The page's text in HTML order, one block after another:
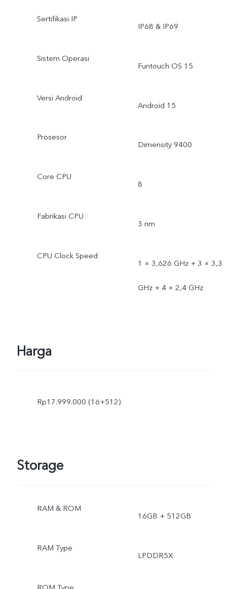
Sertifikasi IP
IP68 & IP69
Sistem Operasi
Funtouch OS 15
Versi Android
Android 15
Prosesor
Dimensity 9400
Core CPU
8
Fabrikasi CPU
3 nm
CPU Clock Speed
1 × 3,626 GHz + 3 × 3,3
GHz + 4 × 2,4 GHz
Harga
Rp17.999.000 (16+512)
Storage
RAM & ROM
16GB + 512GB
RAM Type
LPDDR5X